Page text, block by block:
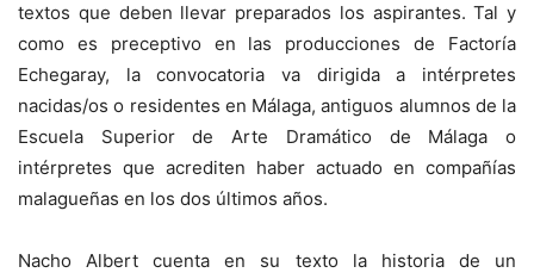
textos que deben llevar preparados los aspirantes. Tal y
como es preceptivo en las producciones de Factoría
Echegaray, la convocatoria va dirigida a intérpretes
nacidas/os o residentes en Málaga, antiguos alumnos de la
Escuela Superior de Arte Dramático de Málaga o
intérpretes que acrediten haber actuado en compañías
malagueñas en los dos últimos años.
Nacho Albert cuenta en su texto la historia de un